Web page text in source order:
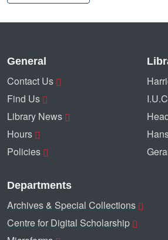
General
Contact Us
Find Us
Library News
Hours
Policies
Departments
Archives & Special Collections
Centre for Digital Scholarship